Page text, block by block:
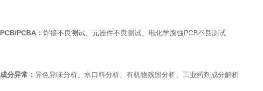
PCB/PCBA： 焊接不良测试、元器件不良测试、电化学腐蚀PCB不良测试
成分异常： 异色异味分析、水口料分析、有机物残留分析、工业药剂成分解析